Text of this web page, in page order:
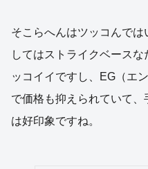
そこらへんはツッコんで
してはストライクベース
ッコイイですし、EG（エ
で価格も抑えられていて
は好印象ですね。